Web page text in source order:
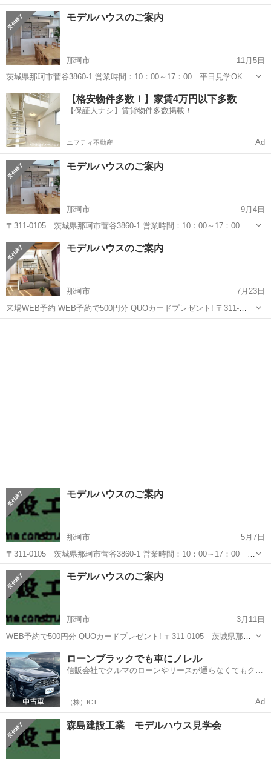
にお伝えします） 7/14新月に向けて、心身を整えて新たな願いを立て
ましょう。願いが叶いやすくなります♪ 職場やご家庭でストレスの
あ...
茨城 那珂市 その他
モデルハウスのご案内
那珂市
11月5日
茨城県那珂市菅谷3860-1 営業時間：10：00～17：00 平日見学OK！
定休日：毎週水曜日 WEB予約で500円分 QUOカードプレゼント! 詳細
と参加のお申し込みはこちらから https://w...
茨城 那珂市 その他
【格安物件多数！】家賃4万円以下多数
【保証人ナシ】賃貸物件多数掲載！
ニフティ不動産 Ad
モデルハウスのご案内
那珂市
9月4日
〒311-0105 茨城県那珂市菅谷3860-1 営業時間：10：00～17：00 平
日見学OK！ 定休日：毎週水曜日 WEB予約で500円分 QUOカードプレ
ゼント! 詳細と参加のお申し込みはこちらから ...
茨城 那珂市 その他
モデルハウスのご案内
那珂市
7月23日
来場WEB予約 WEB予約で500円分 QUOカードプレゼント! 〒311-
0105 茨城県那珂市菅谷3860-1 営業時間：10：00～17：00 平日見
モデルハウスのご案内
那珂市
5月7日
〒311-0105 茨城県那珂市菅谷3860-1 営業時間：10：00～17：00 平
日見学OK！ 定休日：毎週水曜日 WEB予約で500円分 QUOカードプレ
ゼント! 詳細と参加のお申し込みは...
茨城 那珂市 その他
モデルハウスのご案内
那珂市
3月11日
WEB予約で500円分 QUOカードプレゼント! 〒311-0105 茨城県那珂
市菅谷3860-1 営業時間：10：00～17：00 平日見学OK！ 定休日：毎
週水曜日 詳細と参加のお申し込み...
茨城 那珂市 その他
ローンブラックでも車にノレル
信販会社でクルマのローンやリースが通らなくてもクル
（株）ICT Ad
森島建設工業 モデルハウス見学会